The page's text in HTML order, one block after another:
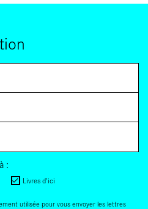
:
Livres d'ici
utilisée pour vous envoyer les lettres